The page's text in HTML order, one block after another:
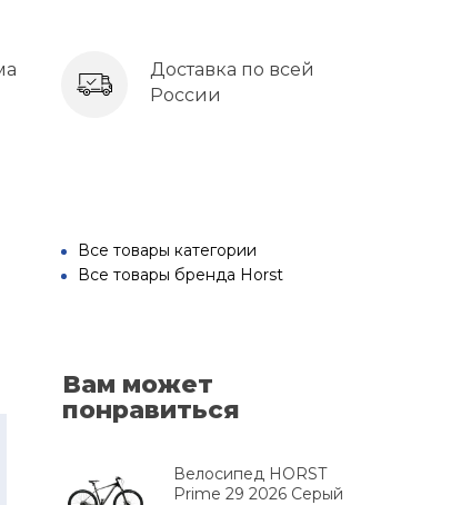
Доставка по всей
России
Все товары категории
Все товары бренда Horst
Вам может
понравиться
Велосипед HORST
Prime 29 2026 Серый